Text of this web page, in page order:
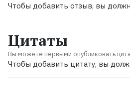
Чтобы добавить отзыв, вы
Цитаты
Вы можете первыми опубликовать
Чтобы добавить цитату, вы